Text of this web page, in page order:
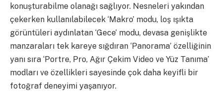
konuşturabilme olanağı sağlıyor. Nesneleri yakından
çekerken kullanılabilecek ‘Makro’ modu, loş ışıkta
görüntüleri aydınlatan ‘Gece’ modu, devasa genişlikte
manzaraları tek kareye sığdıran ‘Panorama’ özelliğinin
yanı sıra ‘Portre, Pro, Ağır Çekim Video ve Yüz Tanıma’
modları ve özellikleri sayesinde çok daha keyifli bir
fotoğraf deneyimi yaşanıyor.